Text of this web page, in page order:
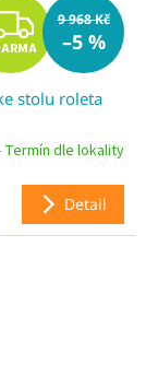
Z
D
A
R
M
9 968 Kč
–5 %
stolu roleta
dle lokality
Detail